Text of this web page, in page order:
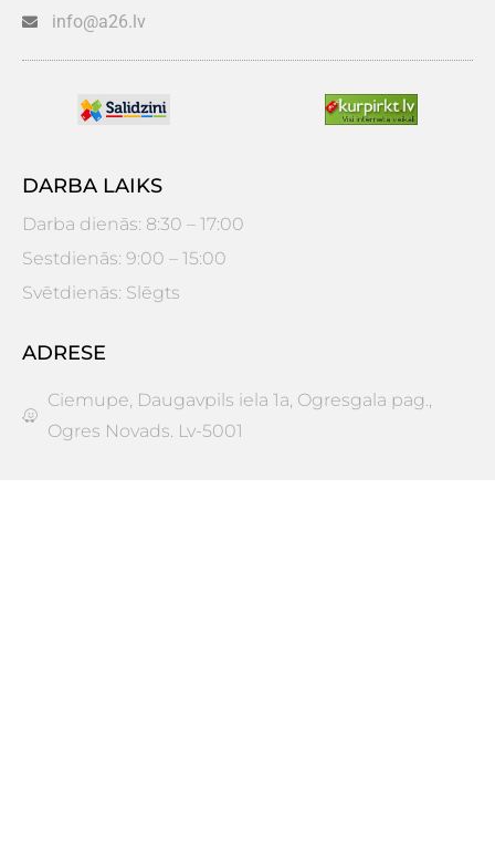
info@a26.lv
DARBA LAIKS
Darba dienās: 8:30 – 17:00
Sestdienās: 9:00 – 15:00
Svētdienās: Slēgts
ADRESE
Ciemupe, Daugavpils iela 1a, Ogresgala pag.,
Ogres Novads. Lv-5001